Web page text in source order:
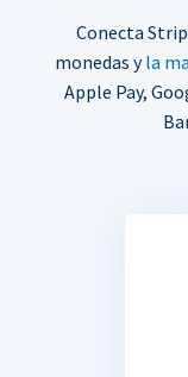
Conecta
monedas yla
Apple Pay,